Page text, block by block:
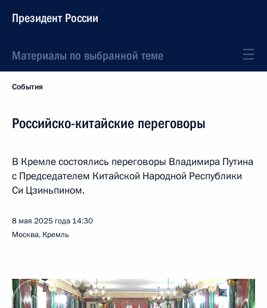
Президент России
Материалы по выбранной теме
События
Российско-китайские переговоры
В Кремле состоялись переговоры Владимира Путина
с Председателем Китайской Народной Республики
Си Цзиньпином.
8 мая 2025 года 14:30
Москва, Кремль